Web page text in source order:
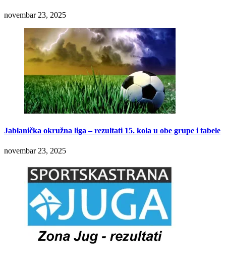
novembar 23, 2025
Jablanička okružna liga – rezultati 15. kola u obe grupe i tabele
novembar 23, 2025